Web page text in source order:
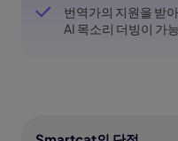
번역가의 지원을 받
AI 목소리 더빙이 가